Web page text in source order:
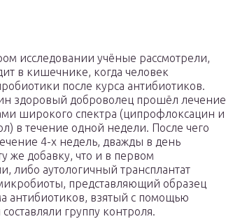
исследовании учёные рассмотрели,
в кишечнике, когда человек
после курса антибиотиков.
здоровый доброволец прошёл лечение
широкого спектра (ципрофлоксацин и
в течение одной недели. После чего
4-х недель, дважды в день
же добавку, что и в первом
либо аутологичный трансплантат
представляющий образец
антибиотиков, взятый с помощью
группу контроля.